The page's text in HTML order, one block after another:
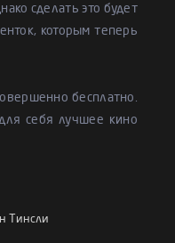
сделать это будет
которым теперь
бесплатно.
себя лучшее кино
Тинсли